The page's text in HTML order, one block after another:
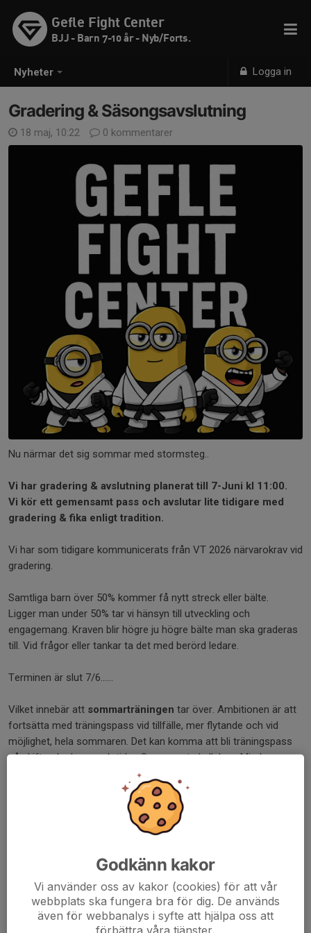
Nyheter Logga in
Gefle Fight Center
BJJ - Barn 7-10 år - Nyb/Forts.
Gradering & Säsongsavslutning
18 maj, 10:22 0 kommentarer
Nu närmar det sig sommar med stormsteg..
Vi har gradering & avslutning planerat till 7-Juni kl 11:00.
Vi kör ett gemensamt pass och avslutar lite tidigare med
gradering & fika enligt tradition.
Vi har som tidigare kommunicerats från VT 2026 närvarokrav vid
gradering.
Samtliga barn över 50% kommer få nytt streck eller bälte.
Ligger man under 50% tar vi hänsyn till utveckling och
engagemang. Kraven blir högre ju högre bälte man ska graderas
till. Vid frågor eller tankar ta det med berörd ledare.
Terminen är slut 7/6......
Vilket innebär att sommarträningen tar över. Ambitionen är att
fortsätta med träningspass vid tillfälle, mer flytande och vid
möjlighet, hela sommaren. Det kan komma att bli träningspass
på skiftande dagar och tider. Se separata kallelser. Mindre
grupper, kanske andra platser, utomhus eller på klubben.
Godkänn kakor
Vi använder oss av kakor (cookies) för att vår
webbplats ska fungera bra för dig. De används
även för webbanalys i syfte att hjälpa oss att
förbättra våra tjänster.